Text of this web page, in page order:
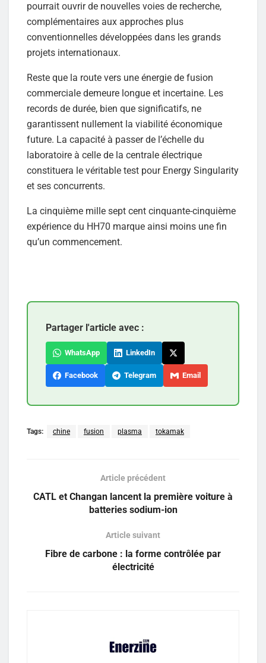
pourrait ouvrir de nouvelles voies de recherche,
complémentaires aux approches plus
conventionnelles développées dans les grands
projets internationaux.
Reste que la route vers une énergie de fusion
commerciale demeure longue et incertaine. Les
records de durée, bien que significatifs, ne
garantissent nullement la viabilité économique
future. La capacité à passer de l’échelle du
laboratoire à celle de la centrale électrique
constituera le véritable test pour Energy Singularity
et ses concurrents.
La cinquième mille sept cent cinquante-cinquième
expérience du HH70 marque ainsi moins une fin
qu’un commencement.
Partager l'article avec :
WhatsApp LinkedIn
Facebook Telegram Email
Tags: chine fusion plasma tokamak
Article précédent
CATL et Changan lancent la première voiture à
batteries sodium-ion
Article suivant
Fibre de carbone : la forme contrôlée par
électricité